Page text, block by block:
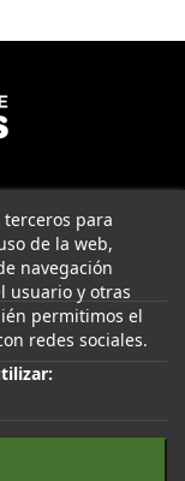
para
de la web,
navegación
usuario y otras
permitimos el
redes sociales.